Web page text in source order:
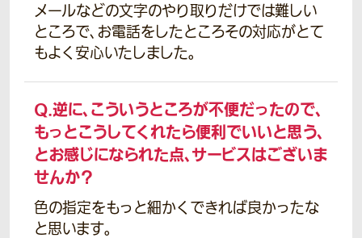
メールなどの文字のやり取りだけでは難しい
ところで、お電話をしたところその対応がとて
もよく安心いたしました。
Q.逆に、こういうところが不便だったので、
もっとこうしてくれたら便利でいいと思う、
とお感じになられた点、サービスはございま
せんか？
色の指定をもっと細かくできれば良かったな
と思います。